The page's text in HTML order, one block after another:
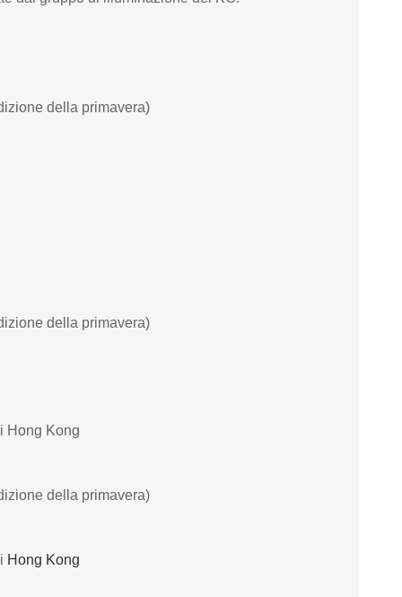
della primavera)
della primavera)
Hong Kong
della primavera)
Hong Kong